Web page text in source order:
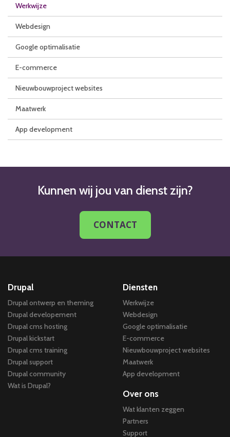
Werkwijze
Webdesign
Google optimalisatie
E-commerce
Nieuwbouwproject websites
Maatwerk
App development
Kunnen wij jou van dienst zijn?
CONTACT
Drupal
Drupal ontwerp en theming
Drupal developement
Drupal cms hosting
Drupal kickstart
Drupal cms training
Drupal support
Drupal community
Wat is Drupal?
Diensten
Werkwijze
Webdesign
Google optimalisatie
E-commerce
Nieuwbouwproject websites
Maatwerk
App development
Over ons
Wat klanten zeggen
Partners
Support